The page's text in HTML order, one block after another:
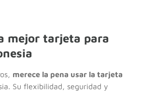
mejor tarjeta para
merece la pena usar la tarjeta
Su flexibilidad, seguridad y